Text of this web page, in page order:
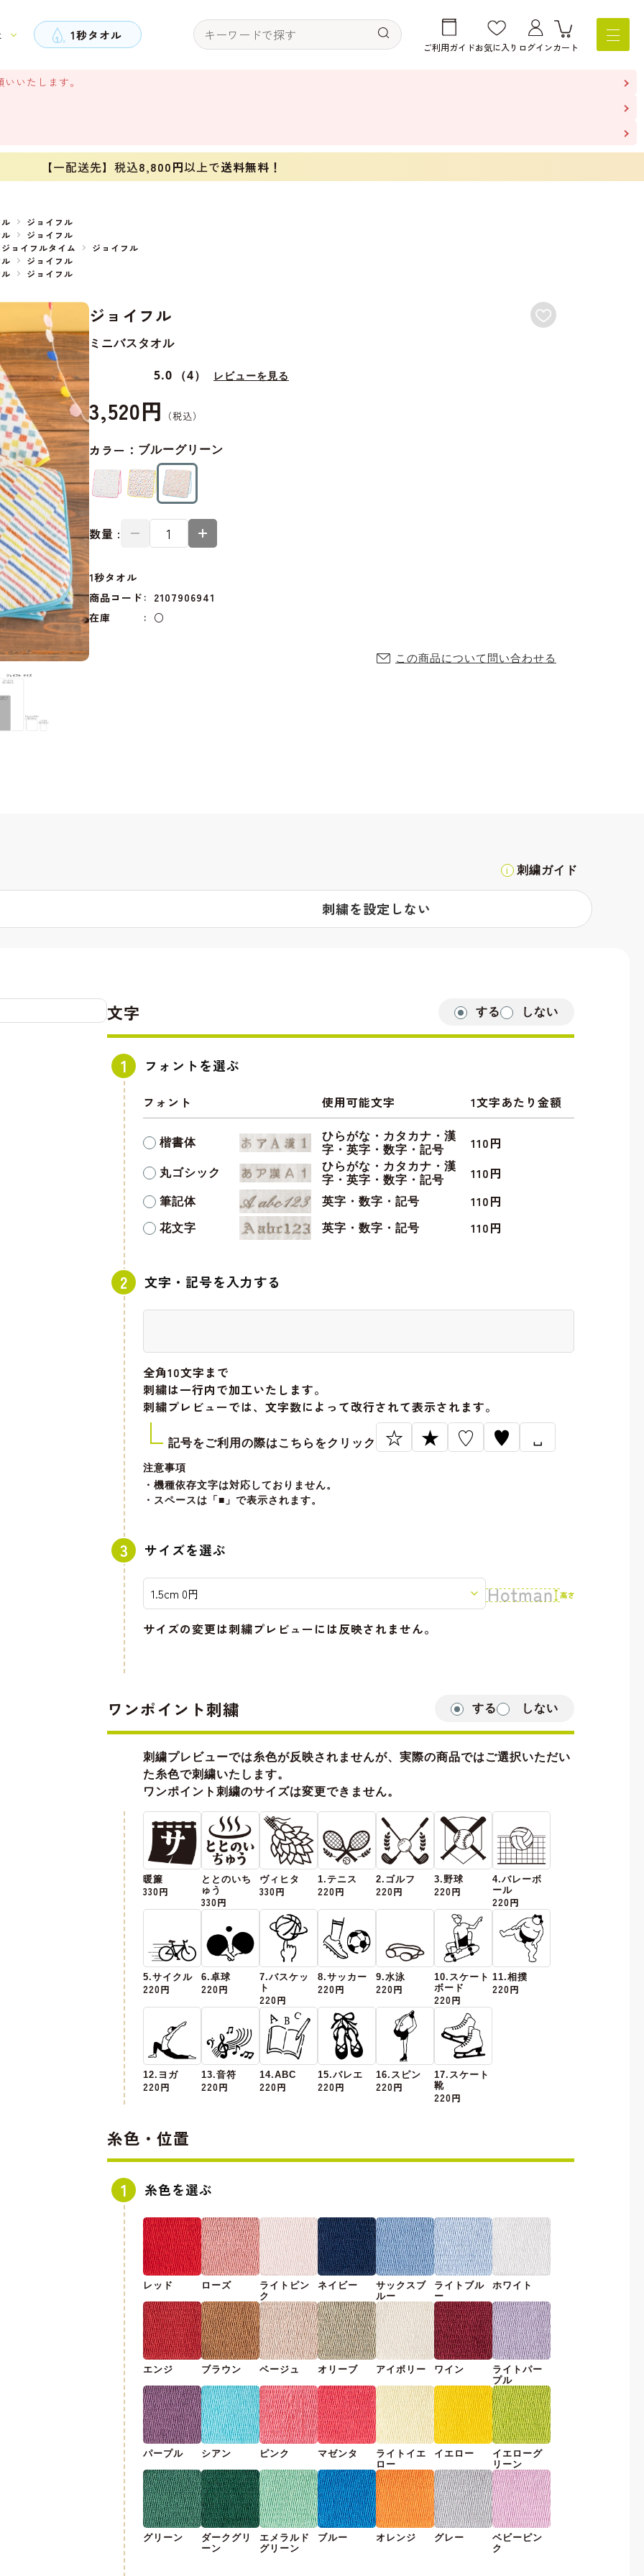
1秒タオル
ご利用ガイドお気に入り ログインカート
いたします。
【一配送先】税込8,800円以上で送料無料！
ジョイフル
ジョイフル
ョイフルタイム
ジョイフル
ジョイフル
ジョイフル
ジョイフル
ミニバスタオル
5.0 （4） レビューを見る
3,520円
カラー： ブルーグリーン
数量 :
1秒タオル
商品コード
2107906941
在庫
○
この商品について問い合わせる
刺繍ガイド
刺繍を設定しない
文字 する しない
フォントを選ぶ
フォント 使用可能文字 1文字あたり金額
楷書体
ひらがな・カタカナ・漢
字・英字・数字・記号
110円
丸ゴシック
ひらがな・カタカナ・漢
字・英字・数字・記号
110円
筆記体 英字・数字・記号 110円
花文字 英字・数字・記号 110円
文字・記号を入力する
全角10文字 まで
刺繍は一行内で加工いたします。
刺繍プレビューでは、文字数によって改行されて表示されます。
記号をご利用の際はこちらをクリック ☆ ★ ♡ ♥ ␣
注意事項
・機種依存文字は対応しておりません。
・スペースは「■」で表示されます。
サイズを選ぶ
サイズの変更は刺繍プレビューには反映されません。
ワンポイント刺繍 する しない
刺繍プレビューでは糸色が反映されませんが、実際の商品ではご選択いただい
た糸色で刺繍いたします。
ワンポイント刺繍のサイズは変更できません。
暖簾
330円
ととのいち
ゅう
330円
ヴィヒタ
330円
1.テニス
220円
2.ゴルフ
220円
3.野球
220円
4.バレーボ
ール
220円
5.サイクル
220円
6.卓球
220円
7.バスケッ
ト
220円
8.サッカー
220円
9.水泳
220円
10.スケート
ボード
220円
11.相撲
220円
12.ヨガ
220円
13.音符
220円
14.ABC
220円
15.バレエ
220円
16.スピン
220円
17.スケート
靴
220円
糸色・位置
糸色を選ぶ
レッド ローズ
ライトピン
ク
ネイビー
サックスブ
ルー
ライトブル
ー
ホワイト
エンジ ブラウン ベージュ オリーブ アイボリー ワイン
ライトパー
プル
パープル シアン ピンク マゼンタ
ライトイエ
ロー
イエロー
イエローグ
リーン
グリーン
ダークグリ
ーン
エメラルド
グリーン
ブルー オレンジ グレー
ベビーピン
ク